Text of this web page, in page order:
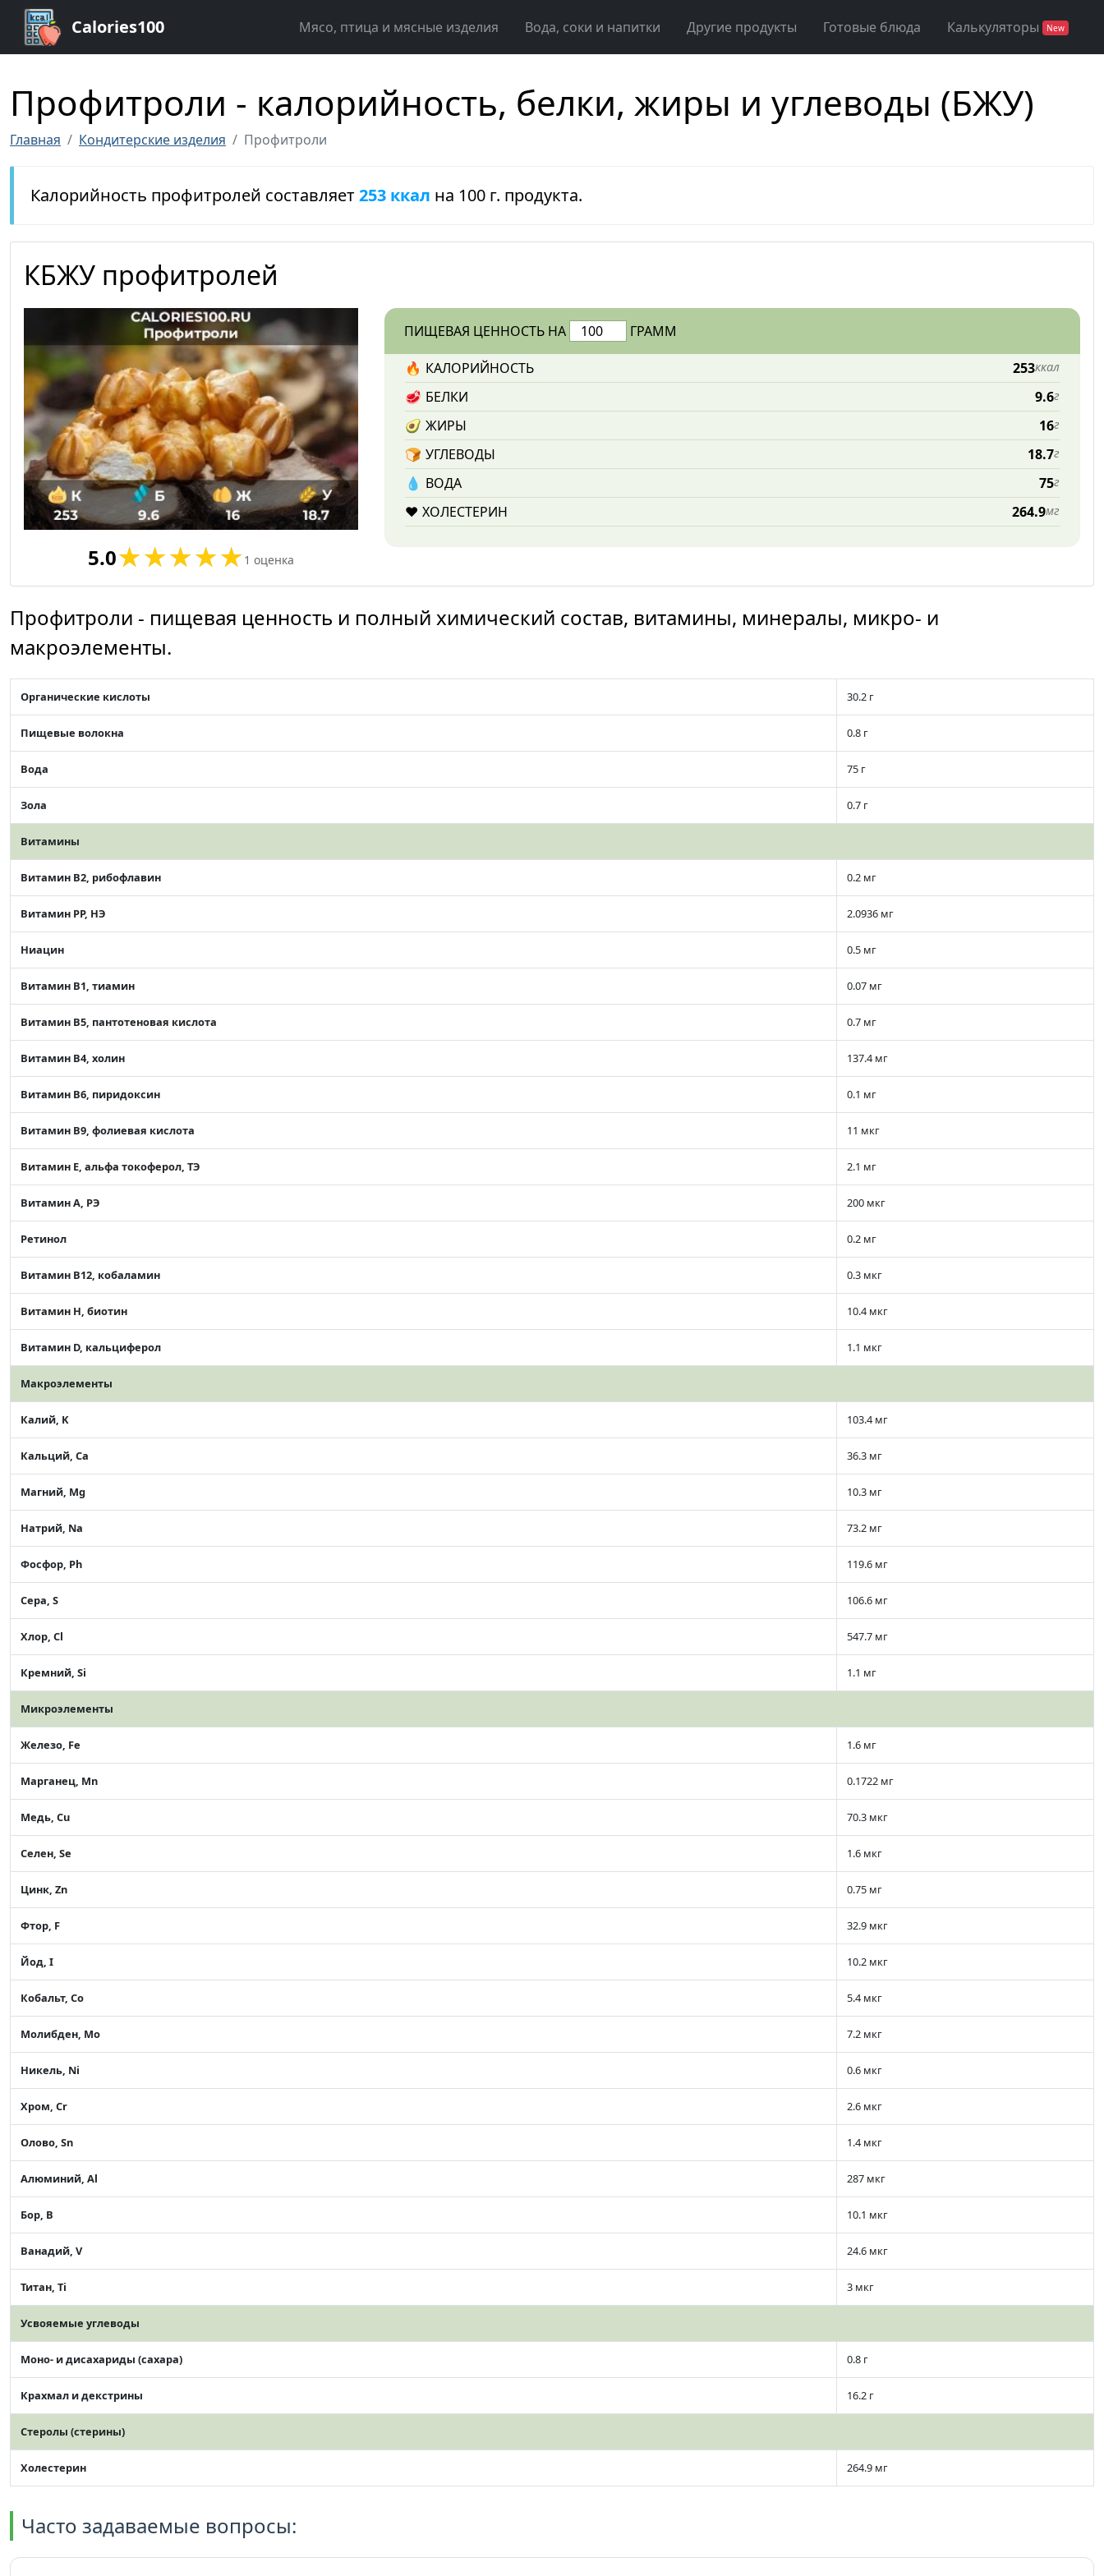
Calories100 Мясо, птица и мясные изделия Вода, соки и напитки Другие продукты Готовые блюда Калькуляторы New
Профитроли - калорийность, белки, жиры и углеводы (БЖУ)
Главная Кондитерские изделия Профитроли
Калорийность профитролей составляет253 ккал на 100 г. продукта.
КБЖУ профитролей
5.0 1 оценка
ПИЩЕВАЯ ЦЕННОСТЬ НА ГРАММ
🔥 КАЛОРИЙНОСТЬ 253ккал
🥩 БЕЛКИ 9.6г
🥑 ЖИРЫ 16г
🍞 УГЛЕВОДЫ 18.7г
💧️ ВОДА 75г
❤️ ХОЛЕСТЕРИН 264.9мг
Профитроли - пищевая ценность и полный химический состав, витамины, минералы, микро- и
макроэлементы.
Органические кислоты 30.2 г
Пищевые волокна 0.8 г
Вода 75 г
Зола 0.7 г
Витамины
Витамин В2, рибофлавин 0.2 мг
Витамин РР, НЭ 2.0936 мг
Ниацин 0.5 мг
Витамин В1, тиамин 0.07 мг
Витамин В5, пантотеновая кислота 0.7 мг
Витамин В4, холин 137.4 мг
Витамин В6, пиридоксин 0.1 мг
Витамин В9, фолиевая кислота 11 мкг
Витамин Е, альфа токоферол, ТЭ 2.1 мг
Витамин А, РЭ 200 мкг
Ретинол 0.2 мг
Витамин В12, кобаламин 0.3 мкг
Витамин Н, биотин 10.4 мкг
Витамин D, кальциферол 1.1 мкг
Макроэлементы
Калий, K 103.4 мг
Кальций, Ca 36.3 мг
Магний, Mg 10.3 мг
Натрий, Na 73.2 мг
Фосфор, Ph 119.6 мг
Сера, S 106.6 мг
Хлор, Cl 547.7 мг
Кремний, Si 1.1 мг
Микроэлементы
Железо, Fe 1.6 мг
Марганец, Mn 0.1722 мг
Медь, Cu 70.3 мкг
Селен, Se 1.6 мкг
Цинк, Zn 0.75 мг
Фтор, F 32.9 мкг
Йод, I 10.2 мкг
Кобальт, Co 5.4 мкг
Молибден, Mo 7.2 мкг
Никель, Ni 0.6 мкг
Хром, Cr 2.6 мкг
Олово, Sn 1.4 мкг
Алюминий, Al 287 мкг
Бор, B 10.1 мкг
Ванадий, V 24.6 мкг
Титан, Ti 3 мкг
Усвояемые углеводы
Моно- и дисахариды (сахара) 0.8 г
Крахмал и декстрины 16.2 г
Стеролы (стерины)
Холестерин 264.9 мг
Часто задаваемые вопросы: